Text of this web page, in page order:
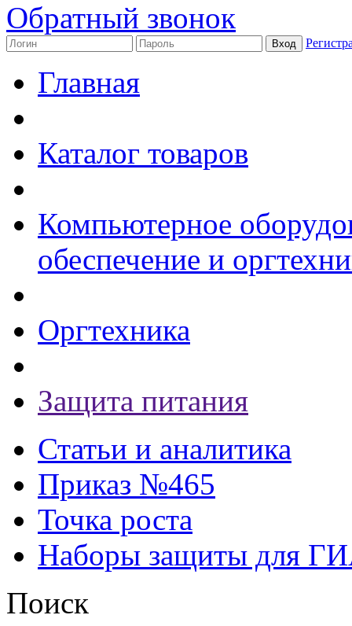
Обратный звонок
Главная
Каталог товаров
Компьютерное
обеспечение и
Оргтехника
Защита питания
Статьи и аналитика
Приказ №465
Точка роста
Наборы защиты для
Поиск